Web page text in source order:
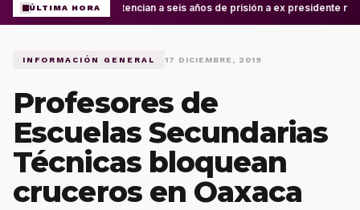
ÚLTIMA HORA Sentencian a seis años de prisión a ex presidente
INFORMACIÓN GENERAL 17 DICIEMBRE, 2019
Profesores de
Escuelas Secundarias
Técnicas bloquean
cruceros en Oaxaca